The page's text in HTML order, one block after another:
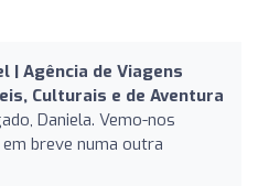
| Agência de Viagens
Culturais e de Aventura
Daniela. Vemo-nos
breve numa outra